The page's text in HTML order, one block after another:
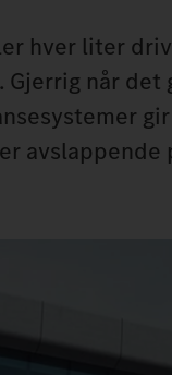
hver liter
når